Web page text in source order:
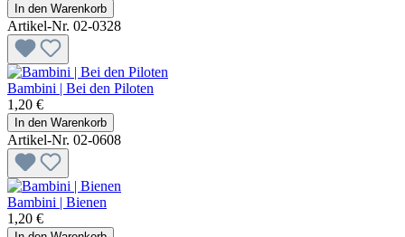
In den Warenkorb
Artikel-Nr. 02-0328
Bambini | Bei den Piloten
1,20 €
In den Warenkorb
Artikel-Nr. 02-0608
Bambini | Bienen
1,20 €